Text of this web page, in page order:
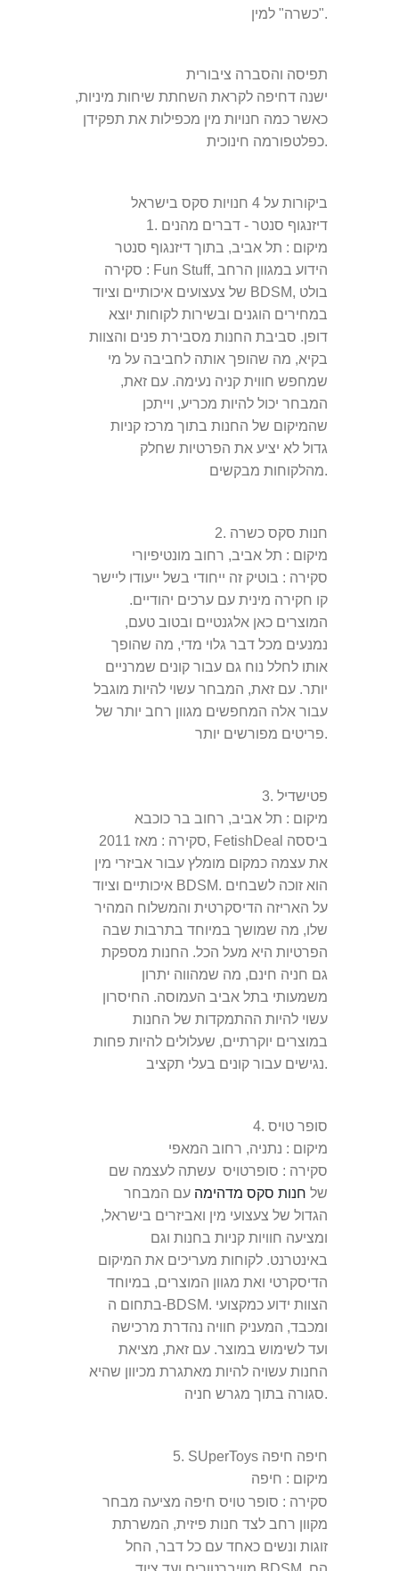
"כשרה" למין.
תפיסה והסברה ציבורית
ישנה דחיפה לקראת השחתת שיחות מיניות,
כאשר כמה חנויות מין מכפילות את תפקידן
כפלטפורמה חינוכית.
ביקורות על 4 חנויות סקס בישראל
1. דיזנגוף סנטר - דברים מהנים
מיקום : תל אביב, בתוך דיזנגוף סנטר
סקירה : Fun Stuff, הידוע במגוון הרחב
של צעצועים איכותיים וציוד BDSM, בולט
במחירים הוגנים ובשירות לקוחות יוצא
דופן. סביבת החנות מסבירת פנים והצוות
בקיא, מה שהופך אותה לחביבה על מי
שמחפש חווית קניה נעימה. עם זאת,
המבחר יכול להיות מכריע, וייתכן
שהמיקום של החנות בתוך מרכז קניות
גדול לא יציע את הפרטיות שחלק
מהלקוחות מבקשים.
2. חנות סקס כשרה
מיקום : תל אביב, רחוב מונטיפיורי
סקירה : בוטיק זה ייחודי בשל ייעודו ליישר
קו חקירה מינית עם ערכים יהודיים.
המוצרים כאן אלגנטיים ובטוב טעם,
נמנעים מכל דבר גלוי מדי, מה שהופך
אותו לחלל נוח גם עבור קונים שמרניים
יותר. עם זאת, המבחר עשוי להיות מוגבל
עבור אלה המחפשים מגוון רחב יותר של
פריטים מפורשים יותר.
3. פטישדיל
מיקום : תל אביב, רחוב בר כוכבא
סקירה
: מאז 2011, FetishDeal ביססה
את עצמה כמקום מומלץ עבור אביזרי מין
איכותיים וציוד BDSM. הוא זוכה לשבחים
על האריזה הדיסקרטית והמשלוח המהיר
שלו, מה שמושך במיוחד בתרבות שבה
הפרטיות היא מעל הכל. החנות מספקת
גם חניה חינם, מה שמהווה יתרון
משמעותי בתל אביב העמוסה. החיסרון
עשוי להיות ההתמקדות של החנות
במוצרים יוקרתיים, שעלולים להיות פחות
נגישים עבור קונים בעלי תקציב.
4. סופר טויס
מיקום : נתניה, רחוב המאפי
סקירה : סופרטויס עשתה לעצמה שם
של חנות סקס מדהימה עם המבחר
הגדול של צעצועי מין ואביזרים בישראל,
ומציעה חוויות קניות בחנות וגם
באינטרנט. לקוחות מעריכים את המיקום
הדיסקרטי ואת מגוון המוצרים, במיוחד
בתחום ה-BDSM. הצוות ידוע כמקצועי
ומכבד, המעניק חוויה נהדרת מרכישה
ועד לשימוש במוצר. עם זאת, מציאת
החנות עשויה להיות מאתגרת מכיוון שהיא
סגורה בתוך מגרש חניה.
5.
SUperToys חיפה חיפה
מיקום : חיפה
סקירה : סופר טויס חיפה מציעה מבחר
מקוון רחב לצד חנות פיזית, המשרתת
זוגות ונשים כאחד עם כל דבר, החל